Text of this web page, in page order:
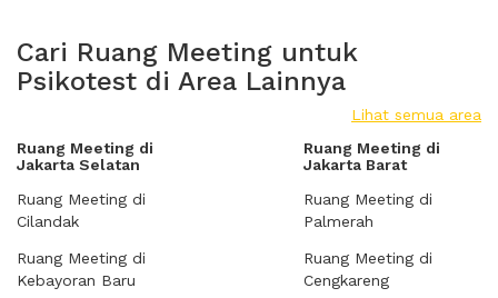
Cari Ruang Meeting untuk
Psikotest di Area Lainnya
Lihat semua area
Ruang Meeting di
Jakarta Selatan
Ruang Meeting di
Cilandak
Ruang Meeting di
Kebayoran Baru
Ruang Meeting di
Jakarta Barat
Ruang Meeting di
Palmerah
Ruang Meeting di
Cengkareng